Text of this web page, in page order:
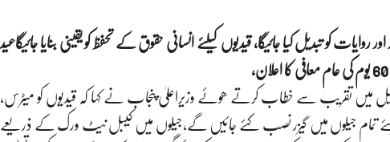
اور روایات کو تبدیل کیا جائیگا، قیدیوں کیلئے انسانی حقوق کے تحفظ کو یقینی بنایا جائیگاعید
میں تقریب سے خطاب کرتے ھوئے وزیراعلیٰ پنجاب نے کہا کہ قیدیوں کو میٹرس،
کیلئے تمام جیلوں میں گیزر نصب کئے جائیں گے،جیلوں میں کیبل نیٹ ورک کے ذریعے